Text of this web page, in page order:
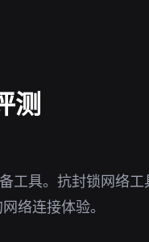
测
工具。抗封锁网络工
络连接体验。